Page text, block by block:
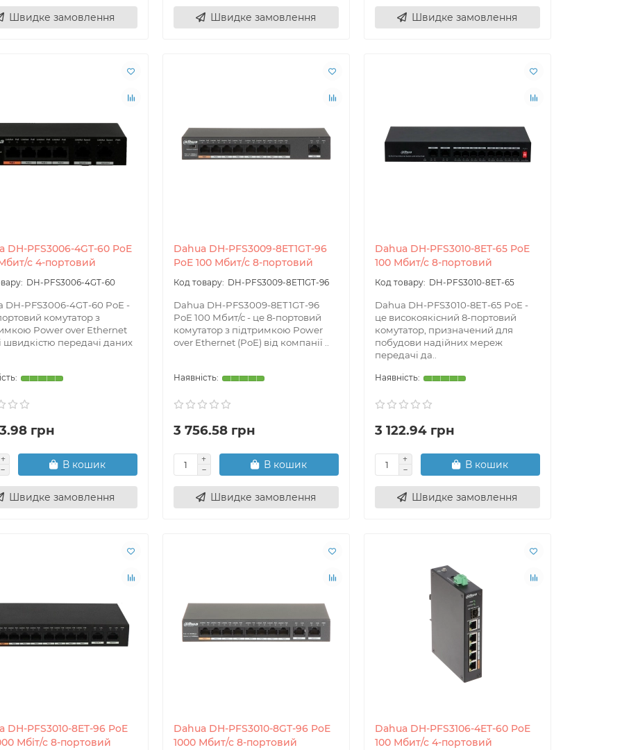
Швидке замовлення Швидке замовлення Швидке замовлення
DH-PFS3006-4GT-60 PoE
с 4-портовий
DH-PFS3006-4GT-60
DH-PFS3006-4GT-60 PoE -
комутатор з
Power over Ethernet
швидкістю передачі даних
грн
В кошик
Швидке замовлення
Dahua DH-PFS3009-8ET1GT-96
PoE 100 Мбит/с 8-портовий
DH-PFS3009-8ET1GT-96
Dahua DH-PFS3009-8ET1GT-96
PoE 100 Мбит/с - це 8-портовий
комутатор з підтримкою Power
over Ethernet (PoE) від компанії ..
3 756.58 грн
В кошик
Швидке замовлення
Dahua DH-PFS3010-8ET-65 PoE
100 Мбит/с 8-портовий
DH-PFS3010-8ET-65
Dahua DH-PFS3010-8ET-65 PoE -
це високоякісний 8-портовий
комутатор, призначений для
побудови надійних мереж
передачі да..
3 122.94 грн
В кошик
Швидке замовлення
DH-PFS3010-8ET-96 PoE
Мбіт/с 8-портовий
Dahua DH-PFS3010-8GT-96 PoE
1000 Мбит/с 8-портовий
Dahua DH-PFS3106-4ET-60 PoE
100 Мбит/с 4-портовий